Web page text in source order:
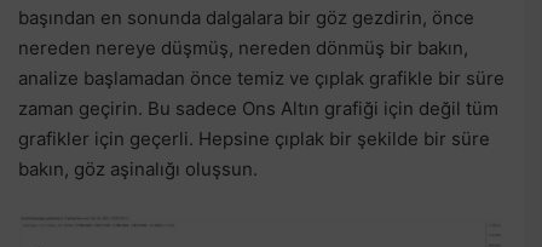
başından en sonunda dalgalara bir göz gezdirin, önce
nereden nereye düşmüş, nereden dönmüş bir bakın,
analize başlamadan önce temiz ve çıplak grafikle bir süre
zaman geçirin. Bu sadece Ons Altın grafiği için değil tüm
grafikler için geçerli. Hepsine çıplak bir şekilde bir süre
bakın, göz aşinalığı oluşsun.